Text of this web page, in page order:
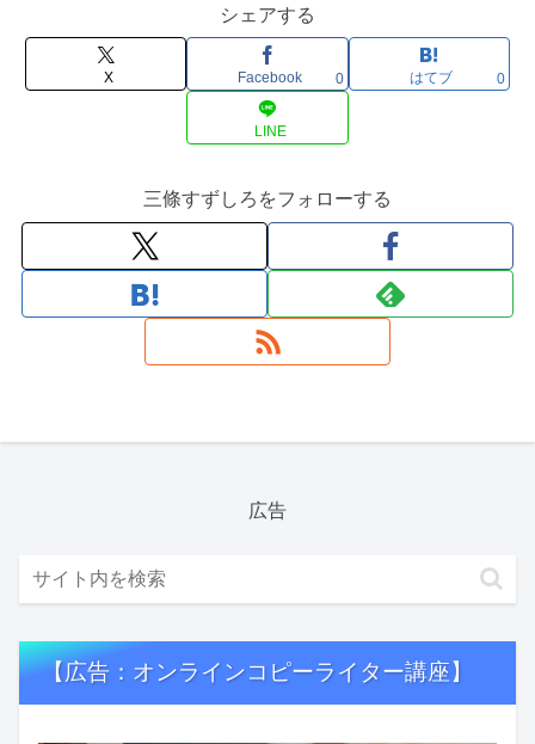
造物はありませんが、敵………………～
続きを読む～
シェアする
X Facebook 0 はてブ 0
LINE
三條すずしろをフォローする
広告
【広告：オンラインコピーライター講座】